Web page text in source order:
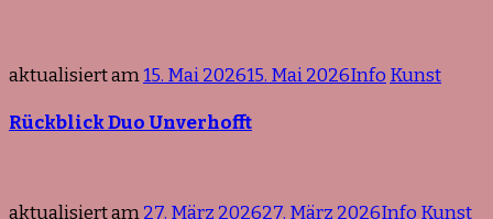
aktualisiert am15. Mai 202615. Mai 2026Info Kunst
Rückblick Duo Unverhofft
aktualisiert am27. März 202627. März 2026Info Kunst